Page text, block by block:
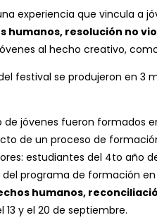
experiencia que vincula a
humanos, resolución no
al hecho creativo,
festival se produjeron en 3
de jóvenes fueron formados
de un proceso de
estudiantes del 4to año
programa de formación
humanos,
y el 20 de septiembre.